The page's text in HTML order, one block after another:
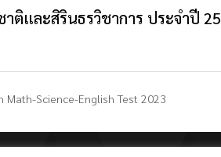
ติและสิรินธรวิชาการ ประจำปี
Math-Science-English Test 2023